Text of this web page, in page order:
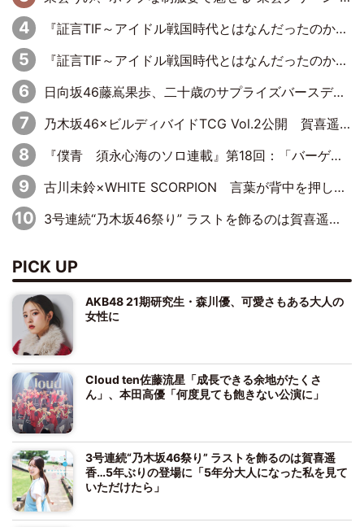
『証言TIF～アイドル戦国時代とはなんだったのか～』第8回：Negicco・Nao☆×Megu×Kaede「東京からオファーが来たのと、梨の皮剥きとどっちが大事なんだって」
『証言TIF～アイドル戦国時代とはなんだったのか～』第10回：さくら学院・武藤彩未×飯田らうら「正直、中3で辞めるというのを信じてなくて。そう言われてはいたけど、嘘でしょって」
日向坂46藤嶌果歩、二十歳のサプライズバースデーに大喜び「頼られる先輩になれるように努力していきたい」
乃木坂46×ビルディバイドTCG Vol.2公開 賀喜遥香＆田村真佑が『京まふ』ステージに登壇
『僕青 須永心海のソロ連載』第18回：「バーゲンセールハンターみうな inしまむら」編
古川未鈴×WHITE SCORPION 言葉が背中を押した“それぞれの決意”
3号連続“乃木坂46祭り” ラストを飾るのは賀喜遥香…5年ぶりの登場に「5年分大人になった私を見ていただけたら」
PICK UP
AKB48 21期研究生・森川優、可愛さもある大人の
女性に
Cloud ten佐藤流星「成長できる余地がたくさ
ん」、本田高優「何度見ても飽きない公演に」
3号連続“乃木坂46祭り” ラストを飾るのは賀喜遥
香…5年ぶりの登場に「5年分大人になった私を見て
いただけたら」